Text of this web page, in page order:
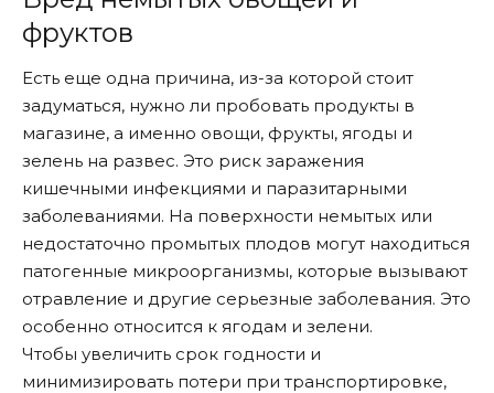
фруктов
Есть еще одна причина, из-за которой стоит
задуматься, нужно ли пробовать продукты в
магазине, а именно овощи, фрукты, ягоды и
зелень на развес. Это риск заражения
кишечными инфекциями и паразитарными
заболеваниями. На поверхности немытых или
недостаточно промытых плодов могут находиться
патогенные микроорганизмы, которые вызывают
отравление и другие серьезные заболевания. Это
особенно относится к ягодам и зелени.
Чтобы увеличить срок годности и
минимизировать потери при транспортировке,